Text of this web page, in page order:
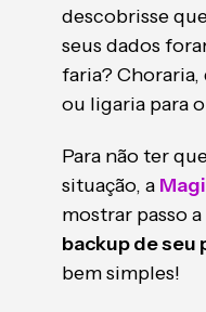
descobrisse
seus dados
faria?
ou ligaria para o
Para não ter
situação, a
mostrar passo a
backup de seu
bem simples!